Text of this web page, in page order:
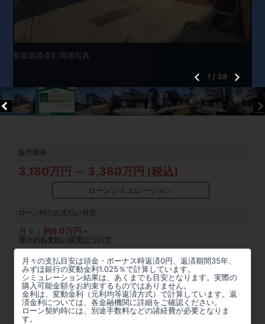
販売価格
3,180万円 ～ 3,380万円 (税込)
ローンシミュレーション
ローン時のお支払い目安
月々：約9.0万円～
月々のお支払い目安について
月々の支払目安は頭金・ボーナス時返済0円、返済期間35年、
みずほ銀行の変動金利1.025％で計算しています。
シミュレーション結果は、あくまでも目安となります。実際の
購入可能金額をお約束するものではありません。
金利は、変動金利（元利均等返済方式）で計算しています。返
済金利については、各金融機関に詳細をご確認ください。
ローン契約時には、別途手数料などの諸経費が必要となりま
す。
所在地
千葉県千葉市緑区誉田町２丁目27番56(地番)
周辺マップを見る
アクセス
前面道路含む現地写真
1 / 38